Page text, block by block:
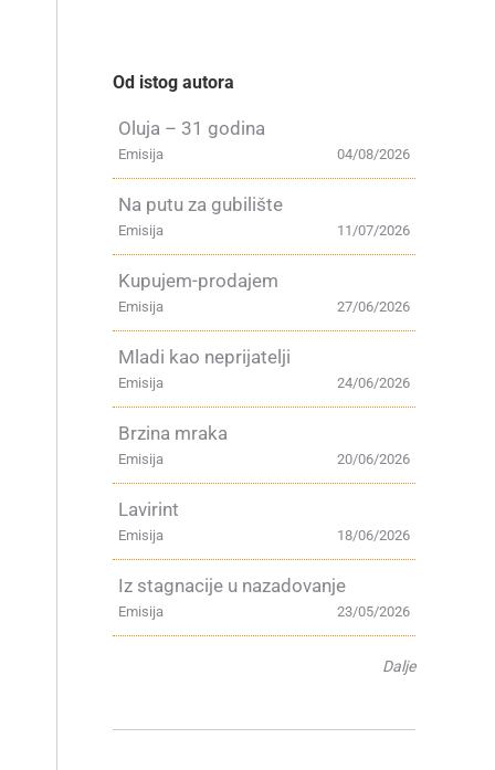
Od istog autora
Oluja – 31 godina
04/08/2026
Emisija
Na putu za gubilište
11/07/2026
Emisija
Kupujem-prodajem
27/06/2026
Emisija
Mladi kao neprijatelji
24/06/2026
Emisija
Brzina mraka
20/06/2026
Emisija
Lavirint
18/06/2026
Emisija
Iz stagnacije u nazadovanje
23/05/2026
Emisija
Dalje